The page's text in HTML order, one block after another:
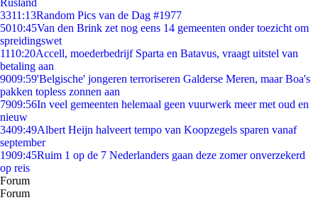
Rusland
3311:13Random Pics van de Dag #1977
5010:45Van den Brink zet nog eens 14 gemeenten onder toezicht om
spreidingswet
1110:20Accell, moederbedrijf Sparta en Batavus, vraagt uitstel van
betaling aan
9009:59'Belgische' jongeren terroriseren Galderse Meren, maar Boa's
pakken topless zonnen aan
7909:56In veel gemeenten helemaal geen vuurwerk meer met oud en
nieuw
3409:49Albert Heijn halveert tempo van Koopzegels sparen vanaf
september
1909:45Ruim 1 op de 7 Nederlanders gaan deze zomer onverzekerd
op reis
Forum
Forum